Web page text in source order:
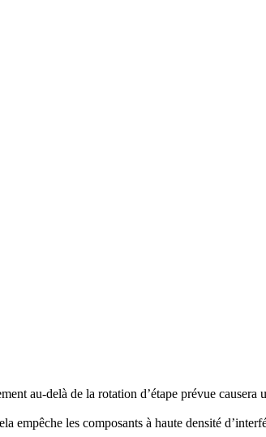
au-delà de la rotation d’étape prévue
empêche les composants à haute densité